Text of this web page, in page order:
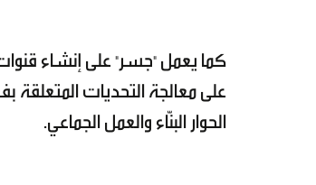
كما يعمل "جسر" على إنشاء قنوات
على معالجة التحديات المتعلقة
الحوار البنّاء والعمل الجماعي.